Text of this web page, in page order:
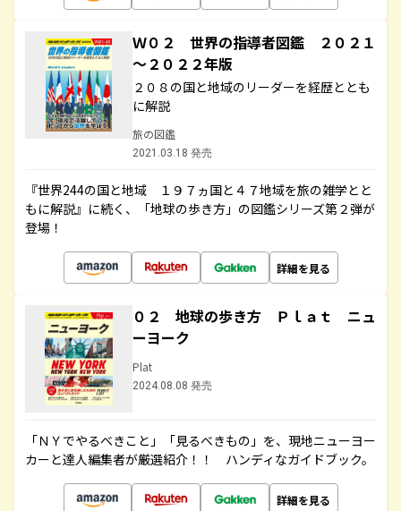
Ｗ０２ 世界の指導者図鑑 ２０２１
～２０２２年版
２０８の国と地域のリーダーを経歴ととも
に解説
旅の図鑑
2021.03.18 発売
『世界244の国と地域 １９７ヵ国と４７地域を旅の雑学とと
もに解説』に続く、「地球の歩き方」の図鑑シリーズ第２弾が
登場！
詳細を見る
０２ 地球の歩き方 Ｐｌａｔ ニュ
ーヨーク
Plat
2024.08.08 発売
「ＮＹでやるべきこと」「見るべきもの」を、現地ニューヨー
カーと達人編集者が厳選紹介！！ ハンディなガイドブック。
詳細を見る